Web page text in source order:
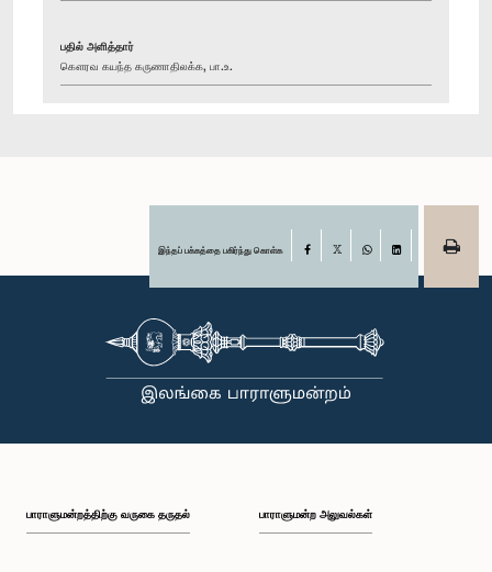
பதில் அளித்தார்
கௌரவ கயந்த கருணாதிலக்க, பா.உ.
இந்தப் பக்கத்தை பகிர்ந்து கொள்க Facebook
பாராளுமன்றத்திற்கு வருகை தருதல் பாராளுமன்ற அலுவல்கள்